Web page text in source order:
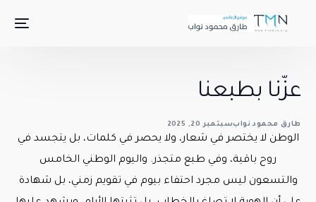
عزّنا بطبعنا
طارق محمود نوابسبتمبر 20, 2025
الوطن لا يختصر في شعار، ولا يحصر في كلمات، بل يتجسد في
روح باقية، وفي طبع متجذر. واليوم الوطني الخامس
والتسعون ليس مجرد احتفاء بيوم في تقويم زمني، بل شهادة